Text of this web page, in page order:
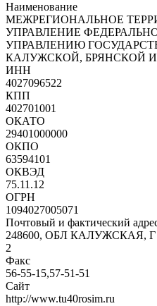
Наименование
МЕЖРЕГИОНАЛЬНОЕ
УПРАВЛЕНИЕ
УПРАВЛЕНИЮ
КАЛУЖСКОЙ, БРЯНСКОЙ
ИНН
4027096522
КПП
402701001
ОКАТО
29401000000
ОКПО
63594101
ОКВЭД
75.11.12
ОГРН
1094027005071
Почтовый и фактический
248600, ОБЛ КАЛУЖСКАЯ,
2
Факс
56-55-15,57-51-51
Сайт
http://www.tu40rosim.ru